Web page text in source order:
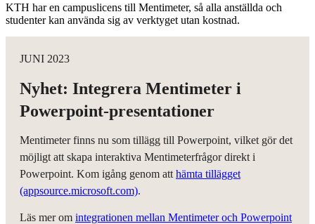
KTH har en campuslicens till Mentimeter, så alla anställda och
studenter kan använda sig av verktyget utan kostnad.
JUNI 2023
Nyhet: Integrera Mentimeter i
Powerpoint-presentationer
Mentimeter finns nu som tillägg till Powerpoint, vilket gör det
möjligt att skapa interaktiva Mentimeterfrågor direkt i
Powerpoint. Kom igång genom att hämta tillägget
(appsource.microsoft.com).
Läs mer om integrationen mellan Mentimeter och Powerpoint